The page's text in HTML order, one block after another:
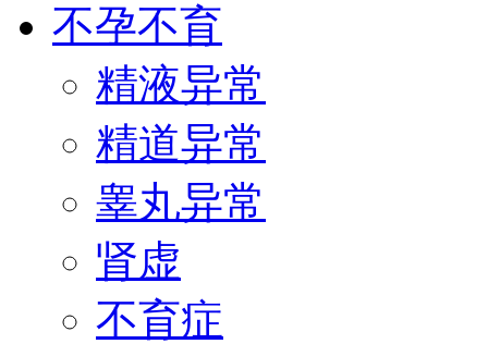
不孕不育
精液异常
精道异常
睾丸异常
肾虚
不育症